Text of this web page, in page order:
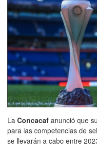
La Concacaf anunció que
para las competencias de
se llevarán a cabo entre